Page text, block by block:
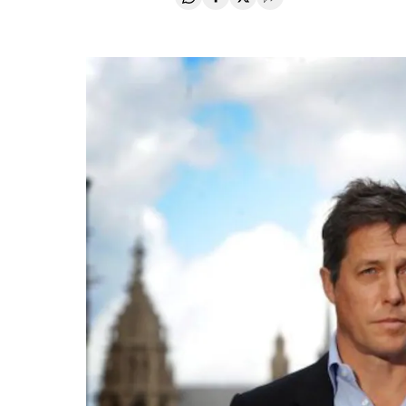
Compartir en Whatsapp
Compartir en Facebook
Compartir en Twitter
Desplegar Redes